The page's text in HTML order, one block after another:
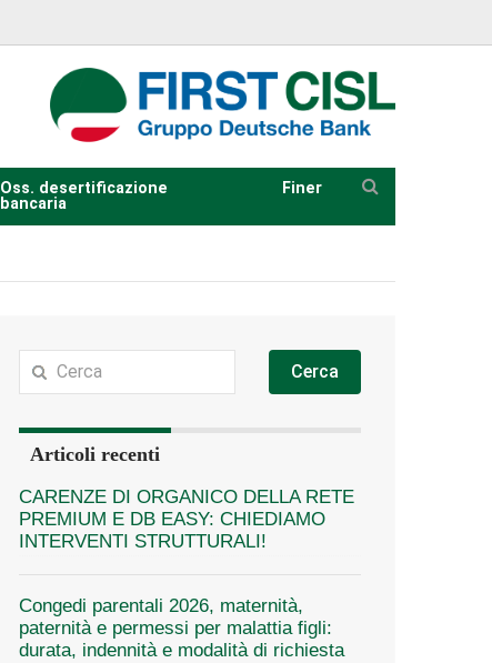
Oss. desertificazione
bancaria
Finer
Cerca
Articoli recenti
CARENZE DI ORGANICO DELLA RETE
PREMIUM E DB EASY: CHIEDIAMO
INTERVENTI STRUTTURALI!
Congedi parentali 2026, maternità,
paternità e permessi per malattia figli:
durata, indennità e modalità di richiesta